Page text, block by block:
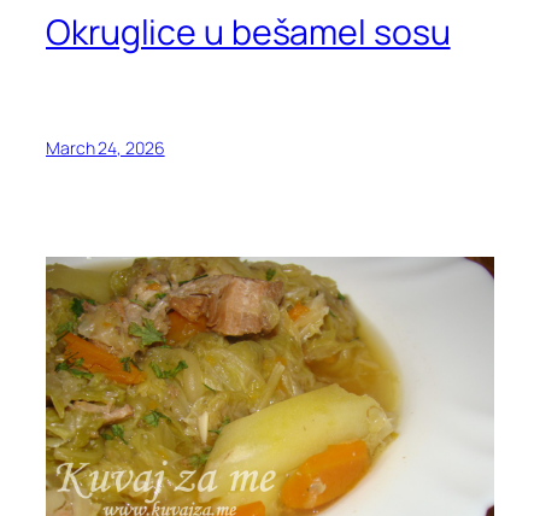
Okruglice u bešamel sosu
March 24, 2026